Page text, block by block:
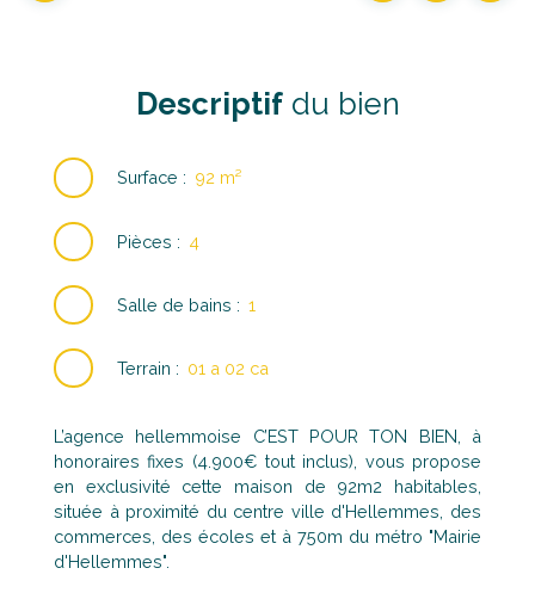
Descriptifdu bien
Surface : 92 m²
Pièces : 4
Salle de bains : 1
Terrain : 01 a 02 ca
L’agence hellemmoise C’EST POUR TON BIEN, à
honoraires fixes (4.900€ tout inclus), vous propose
en exclusivité cette maison de 92m2 habitables,
située à proximité du centre ville d'Hellemmes, des
commerces, des écoles et à 750m du métro "Mairie
d'Hellemmes".